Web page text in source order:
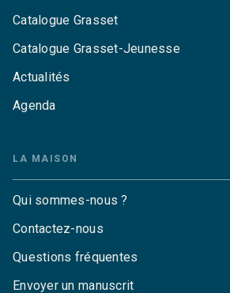
Catalogue Grasset
Catalogue Grasset-Jeunesse
Actualités
Agenda
LA MAISON
Qui sommes-nous ?
Contactez-nous
Questions fréquentes
Envoyer un manuscrit